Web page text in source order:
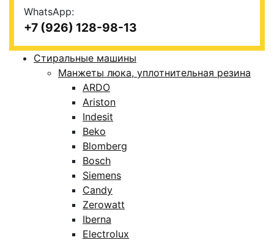
WhatsApp:
+7 (926) 128-98-13
Стиральные машины
Манжеты люка, уплотнительная резина
ARDO
Ariston
Indesit
Beko
Blomberg
Bosch
Siemens
Candy
Zerowatt
Iberna
Electrolux